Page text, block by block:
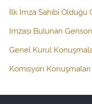
İlk İmza Sahibi Olduğu
İmzası Bulunan
Genel Kurul
Komisyon Konuşmaları